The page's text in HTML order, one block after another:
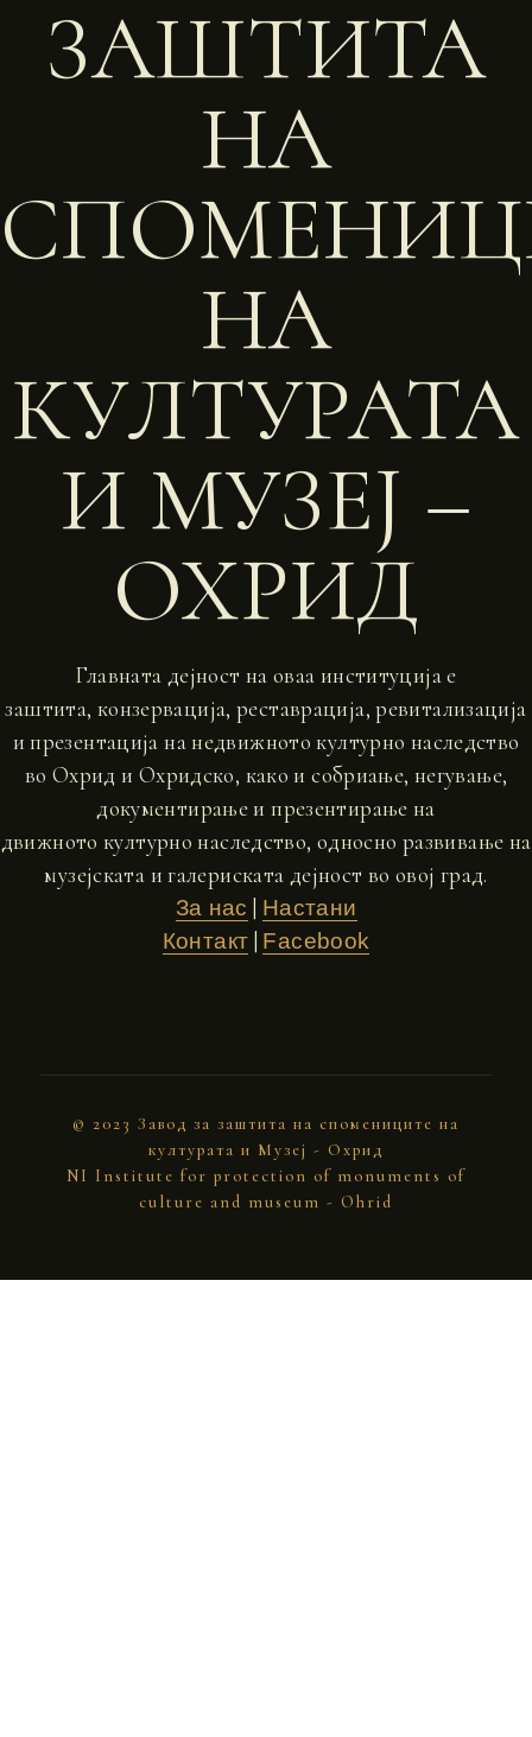
ЗАШТИТА
НА
НА
КУЛТУРАТА
И МУЗЕЈ –
ОХРИД
Главната дејност на оваа институција е
заштита, конзервација, реставрација, ревитализација
и презентација на недвижното културно наследство
во Охрид и Охридско, како и собриање, негување,
документирање и презентирање на
движното културно наследство, односно развивање на
музејската и галериската дејност во овој град.
За нас
Настани
Контакт
Facebook
© 2023 Завод за заштита на спомениците на
културата и Музеј - Охрид
NI Institute for protection of monuments of
culture and museum - Ohrid